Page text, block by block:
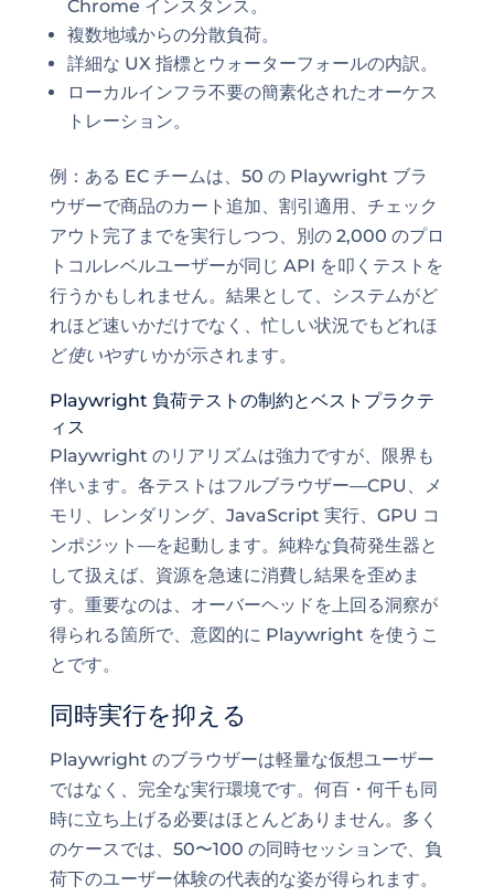
Chrome インスタンス。
複数地域からの分散負荷。
詳細な UX 指標とウォーターフォールの内訳。
ローカルインフラ不要の簡素化されたオーケス
トレーション。
例：ある EC チームは、50 の Playwright ブラ
ウザーで商品のカート追加、割引適用、チェック
アウト完了までを実行しつつ、別の 2,000 のプロ
トコルレベルユーザーが同じ API を叩くテストを
行うかもしれません。結果として、システムがど
れほど速いかだけでなく、忙しい状況でもどれほ
ど使いやすいかが示されます。
Playwright 負荷テストの制約とベストプラクテ
ィス
Playwright のリアリズムは強力ですが、限界も
伴います。各テストはフルブラウザー—CPU、メ
モリ、レンダリング、JavaScript 実行、GPU コ
ンポジット—を起動します。純粋な負荷発生器と
して扱えば、資源を急速に消費し結果を歪めま
す。重要なのは、オーバーヘッドを上回る洞察が
得られる箇所で、意図的に Playwright を使うこ
とです。
同時実行を抑える
Playwright のブラウザーは軽量な仮想ユーザー
ではなく、完全な実行環境です。何百・何千も同
時に立ち上げる必要はほとんどありません。多く
のケースでは、50〜100 の同時セッションで、負
荷下のユーザー体験の代表的な姿が得られます。